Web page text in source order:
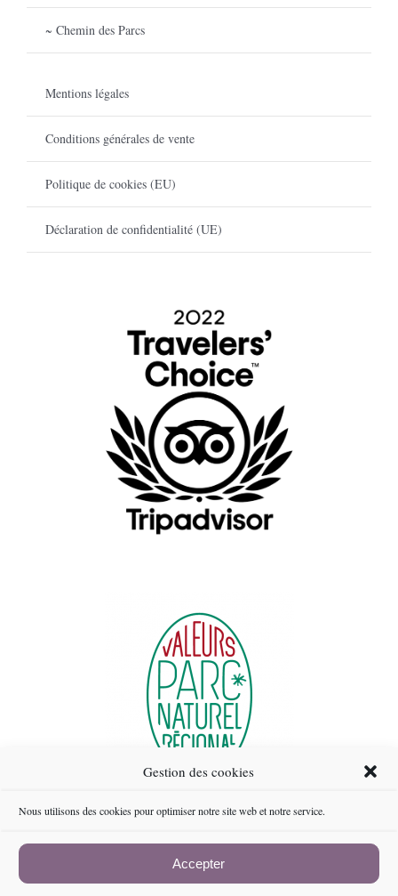
Gestion des cookies
Nous utilisons des cookies pour optimiser notre site web et notre service.
Accepter
~ Chemin des Parcs
Mentions légales
Conditions générales de vente
Politique de cookies (EU)
Déclaration de confidentialité (UE)